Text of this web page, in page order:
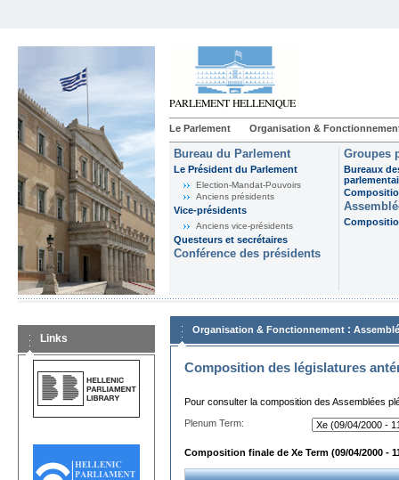
Le Parlement Organisation &
Bureau du Parlement
Le Président du Parlement
Election-Mandat-Pouvoirs
Anciens présidents
Vice-présidents
Anciens vice-présidents
Questeurs et secrétaires
Conférence des présidents
Groupes
Bureaux
Links
Organisation & Fonctionnement :
Composition des législatures
Pour consulter la composition des Assemblées
Plenum Term:
Composition finale de Xe Term (09/04/2000 -